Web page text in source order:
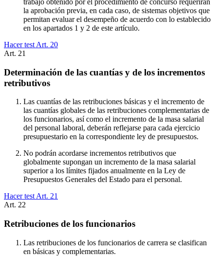
la aprobación previa, en cada caso, de sistemas objetivos que
permitan evaluar el desempeño de acuerdo con lo establecido
en los apartados 1 y 2 de este artículo.
Hacer test Art. 20
Art. 21
Determinación de las cuantías y de los incrementos
retributivos
Las cuantías de las retribuciones básicas y el incremento de
las cuantías globales de las retribuciones complementarias de
los funcionarios, así como el incremento de la masa salarial
del personal laboral, deberán reflejarse para cada ejercicio
presupuestario en la correspondiente ley de presupuestos.
No podrán acordarse incrementos retributivos que
globalmente supongan un incremento de la masa salarial
superior a los límites fijados anualmente en la Ley de
Presupuestos Generales del Estado para el personal.
Hacer test Art. 21
Art. 22
Retribuciones de los funcionarios
Las retribuciones de los funcionarios de carrera se clasifican
en básicas y complementarias.